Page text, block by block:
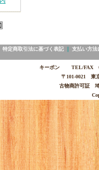
特定商取引法に基づく表記｜ 支払い方法
キーポン TEL/FAX
〒101-0021 東
古物商許可証